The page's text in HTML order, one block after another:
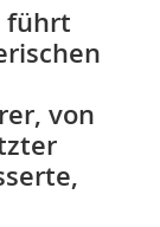
führt
von